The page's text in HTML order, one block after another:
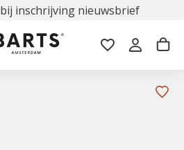
inschrijving nieuwsbrief